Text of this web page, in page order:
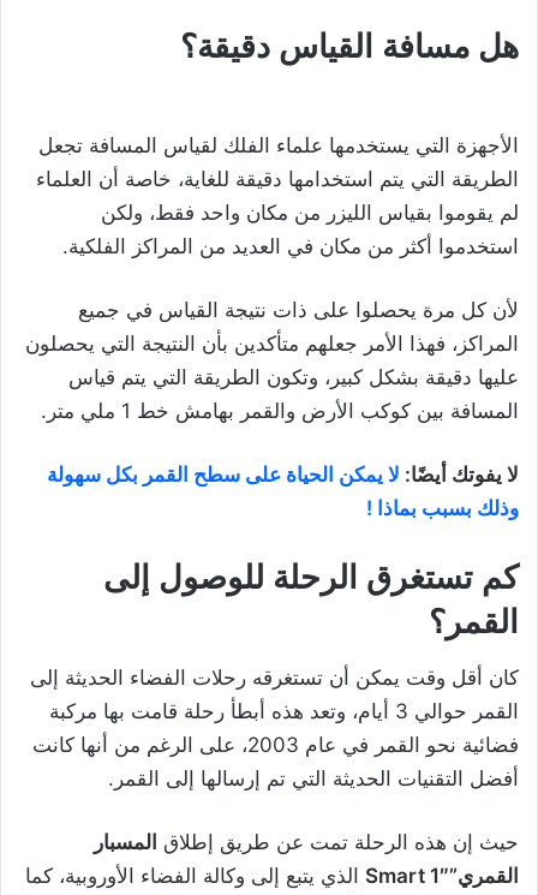
هل مسافة القياس دقيقة؟
الأجهزة التي يستخدمها علماء الفلك لقياس المسافة تجعل
الطريقة التي يتم استخدامها دقيقة للغاية، خاصة أن العلماء
لم يقوموا بقياس الليزر من مكان واحد فقط، ولكن
استخدموا أكثر من مكان في العديد من المراكز الفلكية.
لأن كل مرة يحصلوا على ذات نتيجة القياس في جميع
المراكز، فهذا الأمر جعلهم متأكدين بأن النتيجة التي يحصلون
عليها دقيقة بشكل كبير، وتكون الطريقة التي يتم قياس
المسافة بين كوكب الأرض والقمر بهامش خط 1 ملي متر.
لا يفوتك أيضًا: لا يمكن الحياة على سطح القمر بكل سهولة
وذلك بسبب بماذا !
كم تستغرق الرحلة للوصول إلى
القمر؟
كان أقل وقت يمكن أن تستغرقه رحلات الفضاء الحديثة إلى
القمر حوالي 3 أيام، وتعد هذه أبطأ رحلة قامت بها مركبة
فضائية نحو القمر في عام 2003، على الرغم من أنها كانت
أفضل التقنيات الحديثة التي تم إرسالها إلى القمر.
حيث إن هذه الرحلة تمت عن طريق إطلاق المسبار
القمري”Smart 1″
الذي يتبع إلى وكالة الفضاء الأوروبية، كما